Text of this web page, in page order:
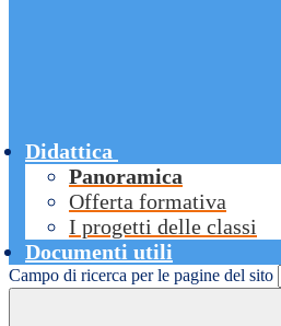
Didattica
Panoramica
Offerta formativa
I progetti delle classi
Documenti utili
Campo di ricerca per le pagine del sito